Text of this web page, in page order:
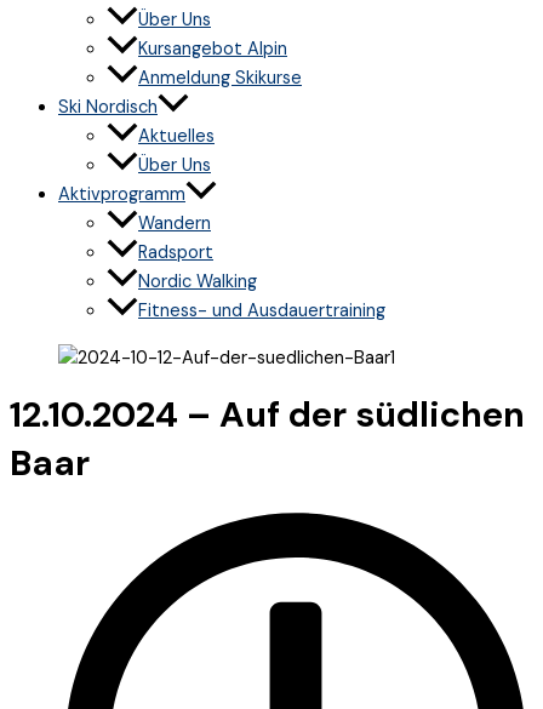
Über Uns
Kursangebot Alpin
Anmeldung Skikurse
Ski Nordisch
Aktuelles
Über Uns
Aktivprogramm
Wandern
Radsport
Nordic Walking
Fitness- und Ausdauertraining
12.10.2024 – Auf der südlichen
Baar